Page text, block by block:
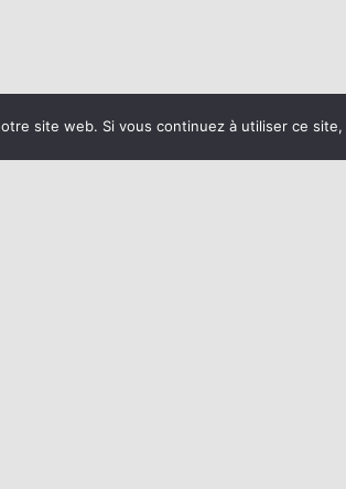
site web. Si vous continuez à utiliser ce